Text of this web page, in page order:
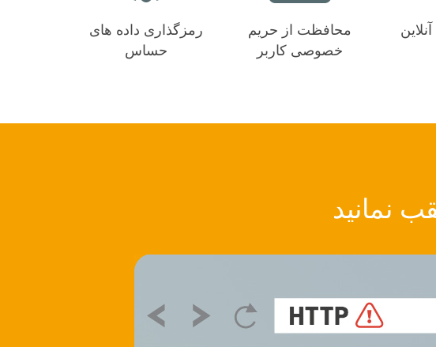
رمزگذاری داده های
حساس
محافظت از حریم
خصوصی کاربر
نمانید